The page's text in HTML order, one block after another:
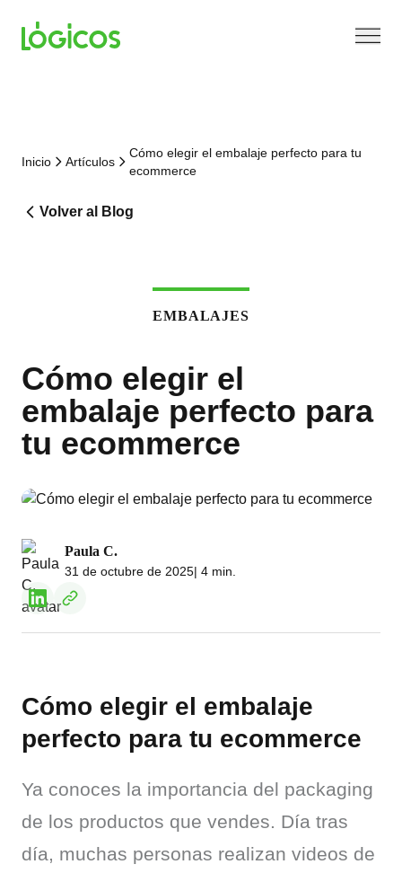
Inicio Artículos
Cómo elegir el embalaje perfecto para tu
ecommerce
Volver al Blog
EMBALAJES
Cómo elegir el
embalaje perfecto para
tu ecommerce
Paula C.
31 de octubre de 2025| 4 min.
Cómo elegir el embalaje
perfecto para tu ecommerce
Ya conoces la importancia del packaging
de los productos que vendes. Día tras